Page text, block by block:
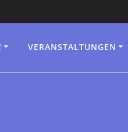
VERANSTALTUNGEN